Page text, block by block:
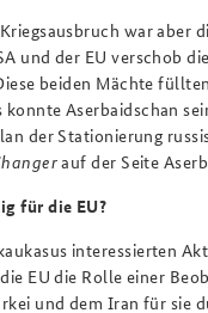
war aber
und der EU verschob
beiden Mächte
konnte Aserbaidschan
der Stationierung
auf der Seite
für die EU?
interessierten
EU die Rolle einer
und dem Iran für sie